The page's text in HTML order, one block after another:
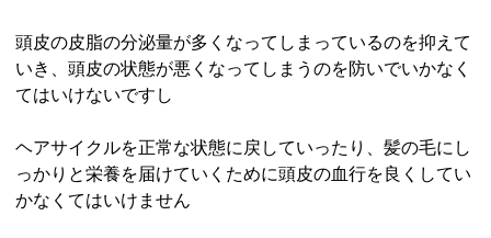
頭皮の皮脂の分泌量が多くなってしまっているのを抑えて
いき、頭皮の状態が悪くなってしまうのを防いでいかなく
てはいけないですし
ヘアサイクルを正常な状態に戻していったり、髪の毛にし
っかりと栄養を届けていくために頭皮の血行を良くしてい
かなくてはいけません